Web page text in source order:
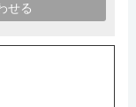
せる